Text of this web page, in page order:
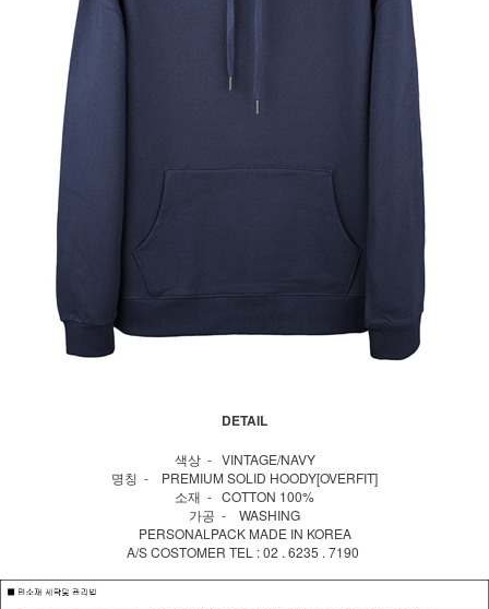
DETAIL
색상 - VINTAGE/NAVY
명칭 - PREMIUM SOLID HOODY[OVERFIT]
소재 - COTTON 100%
가공 - WASHING
PERSONALPACK MADE IN KOREA
A/S COSTOMER TEL : 02 . 6235 . 7190